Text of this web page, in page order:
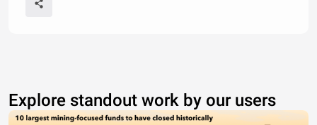
Explore standout work by our users